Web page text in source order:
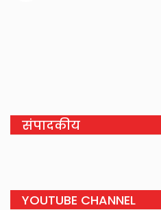
संपादकीय
YOUTUBE CHANNEL